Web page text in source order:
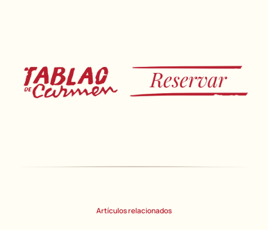
Artículos relacionados